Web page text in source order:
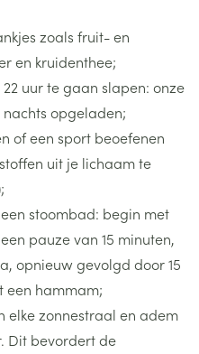
zoals fruit- en
en kruidenthee;
uur te gaan slapen: onze
opgeladen;
of een sport beoefenen
uit je lichaam te
stoombad: begin met
pauze van 15 minuten,
opnieuw gevolgd door 15
een hammam;
elke zonnestraal en adem
Dit bevordert de